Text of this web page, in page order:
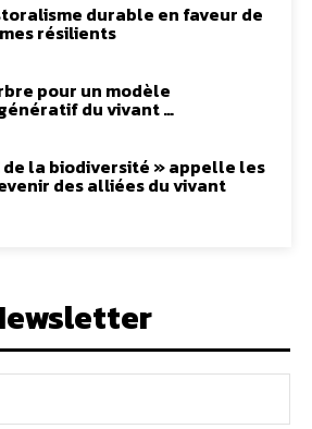
durable en faveur de
résilients
pour un modèle
du vivant …
de la biodiversité » appelle les
des alliées du vivant